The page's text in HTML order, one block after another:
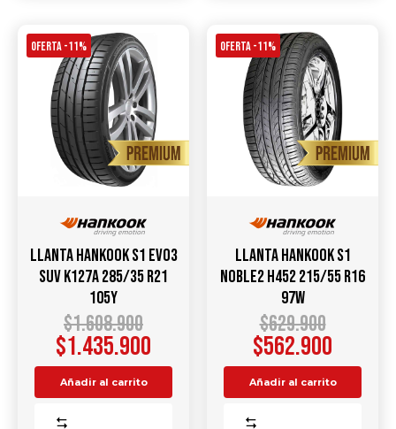
OFERTA -11%
Llanta HANKOOK S1 Evo3
SUV K127A 285/35 R21
105Y
$1.608.900
$1.435.900
Añadir al carrito
OFERTA -11%
Llanta HANKOOK S1
Noble2 H452 215/55 R16
97W
$629.900
$562.900
Añadir al carrito